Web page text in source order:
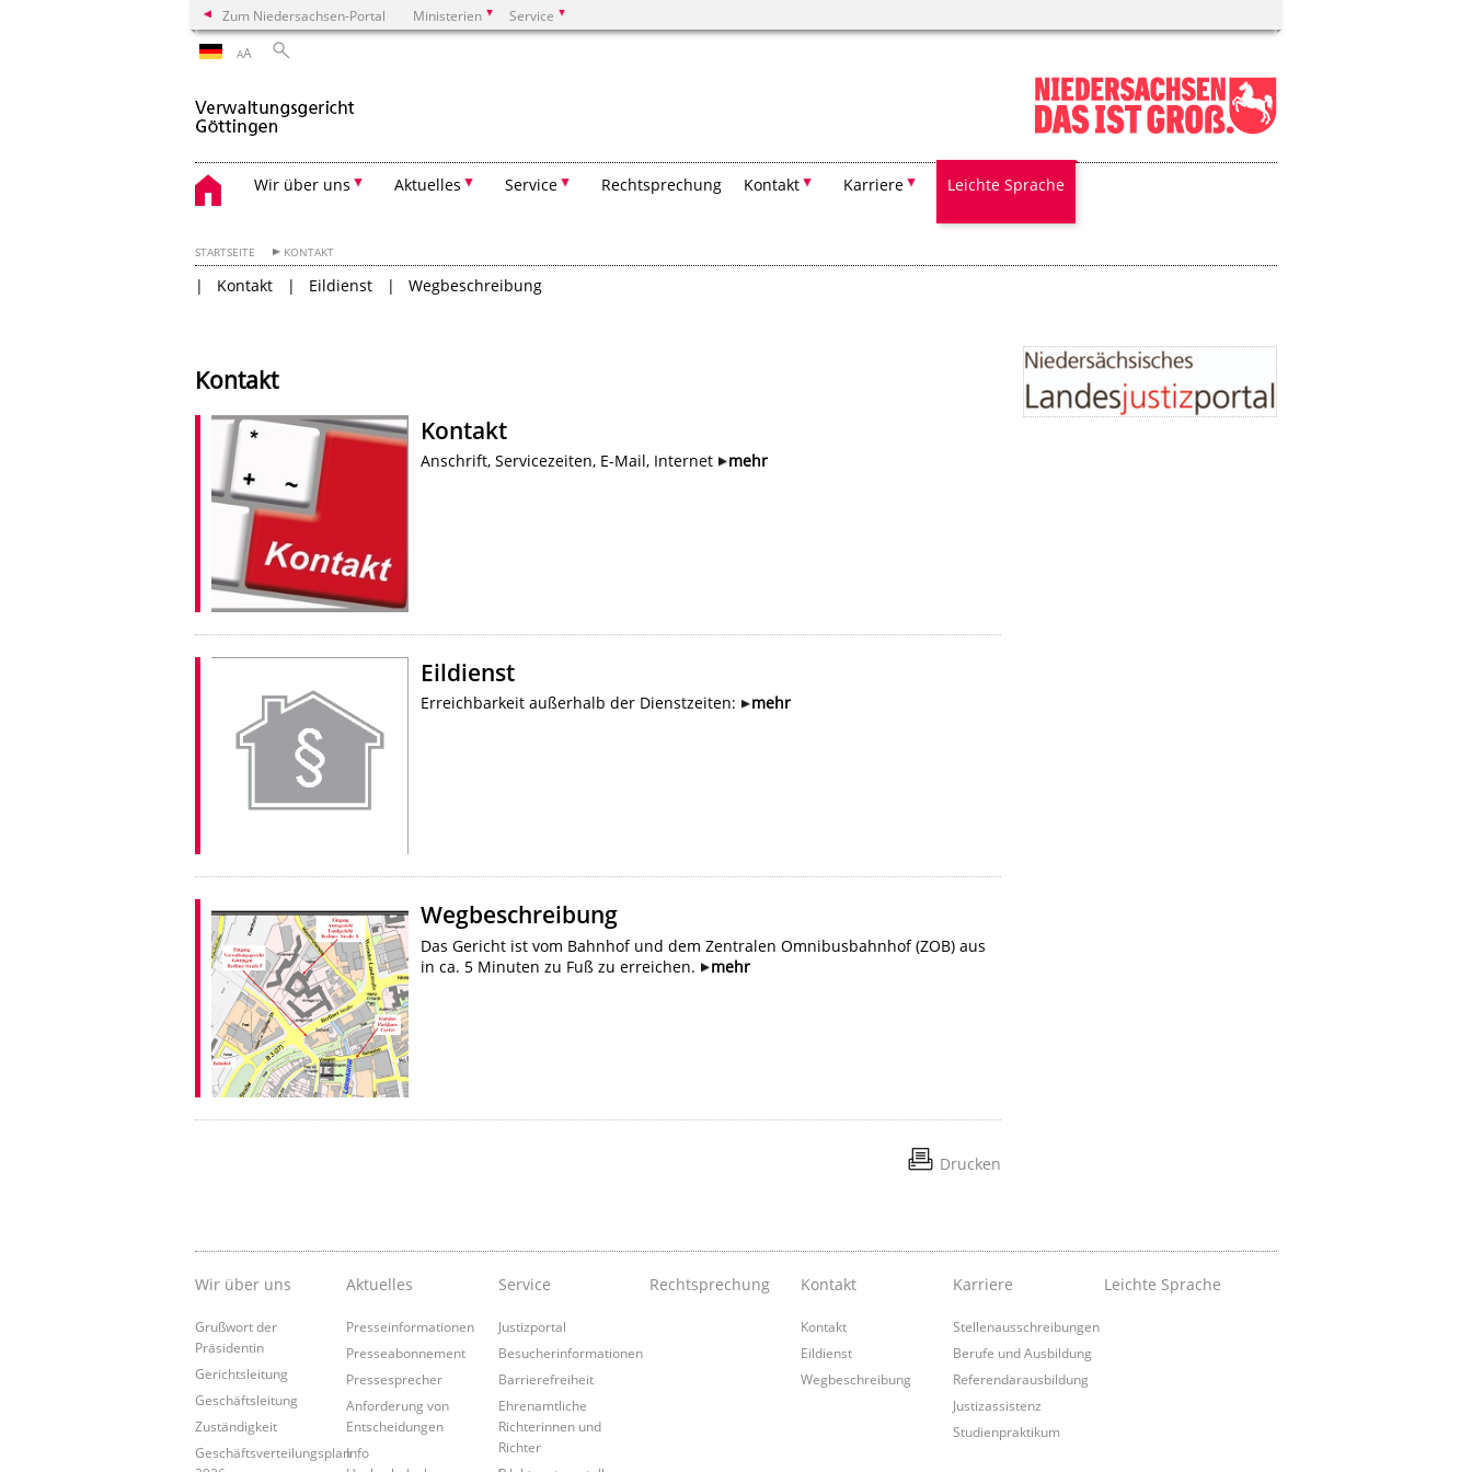
Zum Niedersachsen-Portal Ministerien Service
AA
Wir über uns Aktuelles Service Rechtsprechung Kontakt Karriere Leichte Sprache
STARTSEITE KONTAKT
Kontakt Eildienst Wegbeschreibung
Kontakt
Kontakt
Anschrift, Servicezeiten, E-Mail, Internet mehr
Eildienst
Erreichbarkeit außerhalb der Dienstzeiten: mehr
Wegbeschreibung
Das Gericht ist vom Bahnhof und dem Zentralen Omnibusbahnhof (ZOB) aus
in ca. 5 Minuten zu Fuß zu erreichen.
mehr
Drucken
Wir über uns
Grußwort der
Präsidentin
Gerichtsleitung
Geschäftsleitung
Zuständigkeit
Geschäftsverteilungsplan
Aktuelles
Presseinformationen
Presseabonnement
Pressesprecher
Anforderung von
Entscheidungen
Info
Service
Justizportal
Besucherinformationen
Barrierefreiheit
Ehrenamtliche
Richterinnen und
Richter
Rechtsprechung Kontakt
Kontakt
Eildienst
Wegbeschreibung
Karriere
Stellenausschreibungen
Berufe und Ausbildung
Referendarausbildung
Justizassistenz
Studienpraktikum
Leichte Sprache